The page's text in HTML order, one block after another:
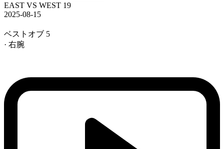
EAST VS WEST 19
2025-08-15
ベストオブ 5
· 右腕